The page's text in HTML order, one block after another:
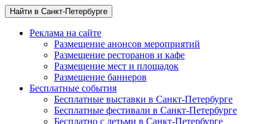
Найти в Санкт-Петербурге
Реклама на сайте
Размещение анонсов мероприятий
Размещение ресторанов и кафе
Размещение мест и площадок
Размещение баннеров
Бесплатные события
Бесплатные выставки в Санкт-Петербурге
Бесплатные фестивали в Санкт-Петербурге
Бесплатно с детьми в Санкт-Петербурге